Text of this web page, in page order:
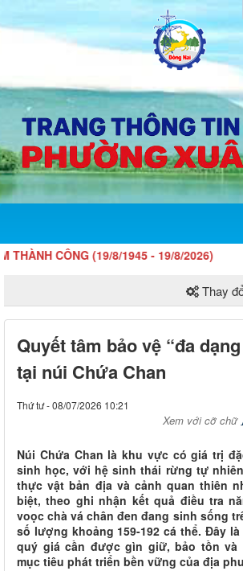
CÔNG (19/8/1945 - 19/8/2026)
Thay
Quyết tâm bảo vệ “đa
tại núi Chứa Chan
Thứ tư - 08/07/2026 10:21
Xem với cỡ chữ
Núi Chứa Chan là khu vực có giá trị
sinh học, với hệ sinh thái rừng tự
thực vật bản địa và cảnh quan thiên
biệt, theo ghi nhận kết quả điều tra
voọc chà vá chân đen đang sinh sống
số lượng khoảng 159-192 cá thể. Đây
quý giá cần được gìn giữ, bảo tồn và
mục tiêu phát triển bền vững của địa